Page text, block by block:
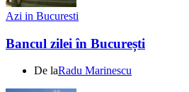
Azi in Bucuresti
Bancul zilei în București
De laRadu Marinescu